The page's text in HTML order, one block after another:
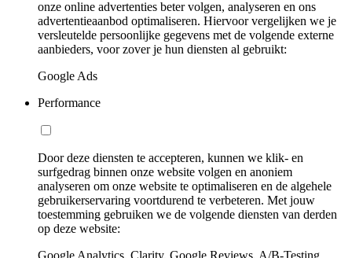
onze online advertenties beter volgen, analyseren en ons
advertentieaanbod optimaliseren. Hiervoor vergelijken we je
versleutelde persoonlijke gegevens met de volgende externe
aanbieders, voor zover je hun diensten al gebruikt:
Google Ads
Performance
Door deze diensten te accepteren, kunnen we klik- en
surfgedrag binnen onze website volgen en anoniem
analyseren om onze website te optimaliseren en de algehele
gebruikerservaring voortdurend te verbeteren. Met jouw
toestemming gebruiken we de volgende diensten van derden
op deze website:
Google Analytics, Clarity, Google Reviews, A/B-Testing